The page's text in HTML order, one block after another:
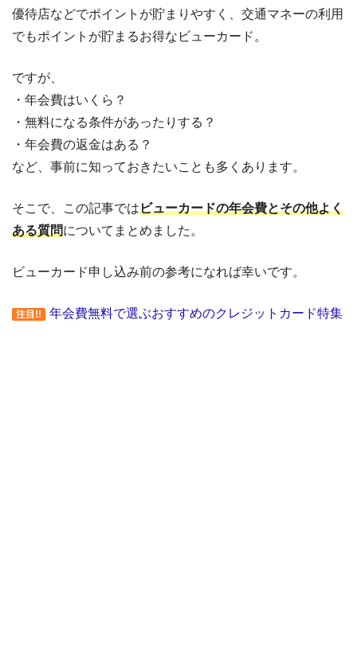
優待店などでポイントが貯まりやすく、交通マネーの利用
でもポイントが貯まるお得なビューカード。
ですが、
・年会費はいくら？
・無料になる条件があったりする？
・年会費の返金はある？
など、事前に知っておきたいことも多くあります。
そこで、この記事ではビューカードの年会費とその他よく
ある質問についてまとめました。
ビューカード申し込み前の参考になれば幸いです。
注目!! 年会費無料で選ぶおすすめのクレジットカード特集